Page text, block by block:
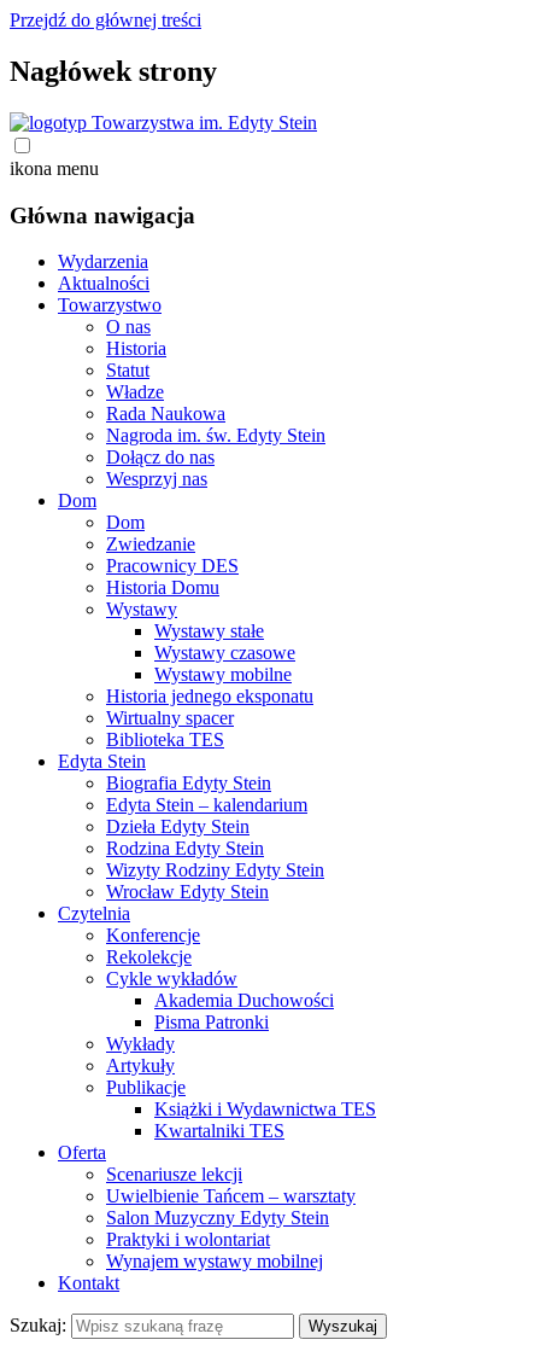
Przejdź do głównej treści
Nagłówek strony
ikona menu
Główna nawigacja
Wydarzenia
Aktualności
Towarzystwo
O nas
Historia
Statut
Władze
Rada Naukowa
Nagroda im. św. Edyty Stein
Dołącz do nas
Wesprzyj nas
Dom
Dom
Zwiedzanie
Pracownicy DES
Historia Domu
Wystawy
Wystawy stałe
Wystawy czasowe
Wystawy mobilne
Historia jednego eksponatu
Wirtualny spacer
Biblioteka TES
Edyta Stein
Biografia Edyty Stein
Edyta Stein – kalendarium
Dzieła Edyty Stein
Rodzina Edyty Stein
Wizyty Rodziny Edyty Stein
Wrocław Edyty Stein
Czytelnia
Konferencje
Rekolekcje
Cykle wykładów
Akademia Duchowości
Pisma Patronki
Wykłady
Artykuły
Publikacje
Książki i Wydawnictwa TES
Kwartalniki TES
Oferta
Scenariusze lekcji
Uwielbienie Tańcem – warsztaty
Salon Muzyczny Edyty Stein
Praktyki i wolontariat
Wynajem wystawy mobilnej
Kontakt
Szukaj: Wyszukaj